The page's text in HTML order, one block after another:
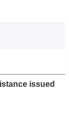
issued